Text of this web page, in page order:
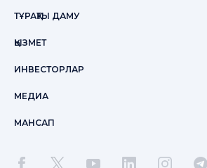
ТҰРАҚТЫ ДАМУ
ҚЫЗМЕТ
ИНВЕСТОРЛАР
МЕДИА
МАНСАП